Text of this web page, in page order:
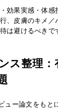
効果実感・体感
、皮膚のキメ／
は避けるべきで
ス整理：
ュー論文をもと